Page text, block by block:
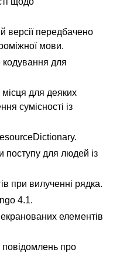
версії передбачено
мови.
кодування для
місця для деяких
сумісності із
поступу для людей із
при вилученні рядка.
4.1.
елементів
про